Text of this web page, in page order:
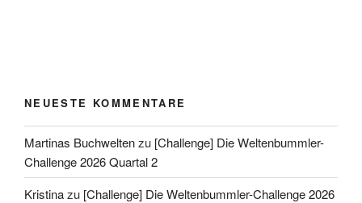
NEUESTE KOMMENTARE
Martinas Buchweltenzu [Challenge] Die Weltenbummler-
Challenge 2026 Quartal 2
Kristinazu [Challenge] Die Weltenbummler-Challenge 2026